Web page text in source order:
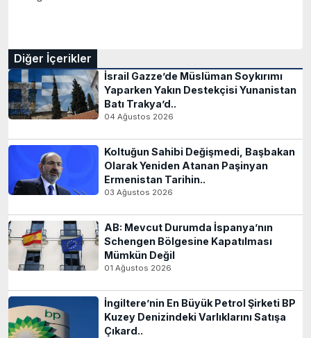
Diğer İçerikler
İsrail Gazze’de Müslüman Soykırımı
Yaparken Yakın Destekçisi Yunanistan
Batı Trakya’d..
04 Ağustos 2026
Koltuğun Sahibi Değişmedi, Başbakan
Olarak Yeniden Atanan Paşinyan
Ermenistan Tarihin..
03 Ağustos 2026
AB: Mevcut Durumda İspanya’nın
Schengen Bölgesine Kapatılması
Mümkün Değil
01 Ağustos 2026
İngiltere’nin En Büyük Petrol Şirketi BP
Kuzey Denizindeki Varlıklarını Satışa
Çıkard..